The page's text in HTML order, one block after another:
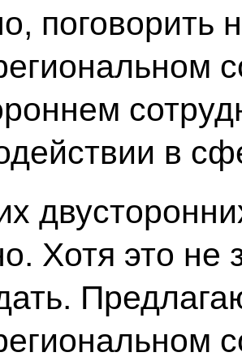
поговорить
в
Хотя это не